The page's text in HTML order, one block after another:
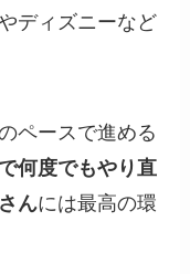
ディズニーなど
ペースで進める
何度でもやり直
んには最高の環